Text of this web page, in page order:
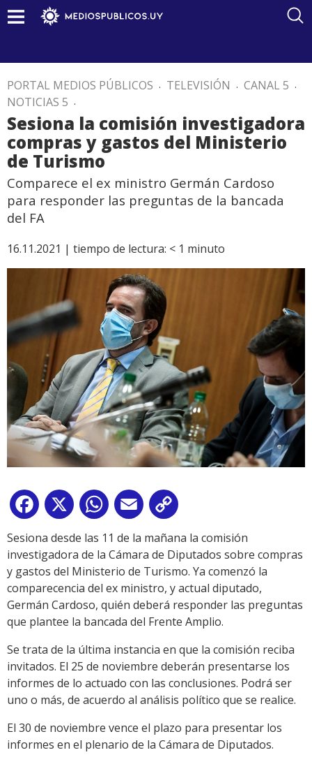
PORTAL MEDIOS PÚBLICOS . TELEVISIÓN . CANAL 5 .
NOTICIAS 5 .
Sesiona la comisión investigadora
compras y gastos del Ministerio
de Turismo
Comparece el ex ministro Germán Cardoso
para responder las preguntas de la bancada
del FA
16.11.2021 | tiempo de lectura: < 1 minuto
Facebook
X WhatsApp
Email
Link
Sesiona desde las 11 de la mañana la comisión
investigadora de la Cámara de Diputados sobre compras
y gastos del Ministerio de Turismo. Ya comenzó la
comparecencia del ex ministro, y actual diputado,
Germán Cardoso, quién deberá responder las preguntas
que plantee la bancada del Frente Amplio.
Se trata de la última instancia en que la comisión reciba
invitados. El 25 de noviembre deberán presentarse los
informes de lo actuado con las conclusiones. Podrá ser
uno o más, de acuerdo al análisis político que se realice.
El 30 de noviembre vence el plazo para presentar los
informes en el plenario de la Cámara de Diputados.